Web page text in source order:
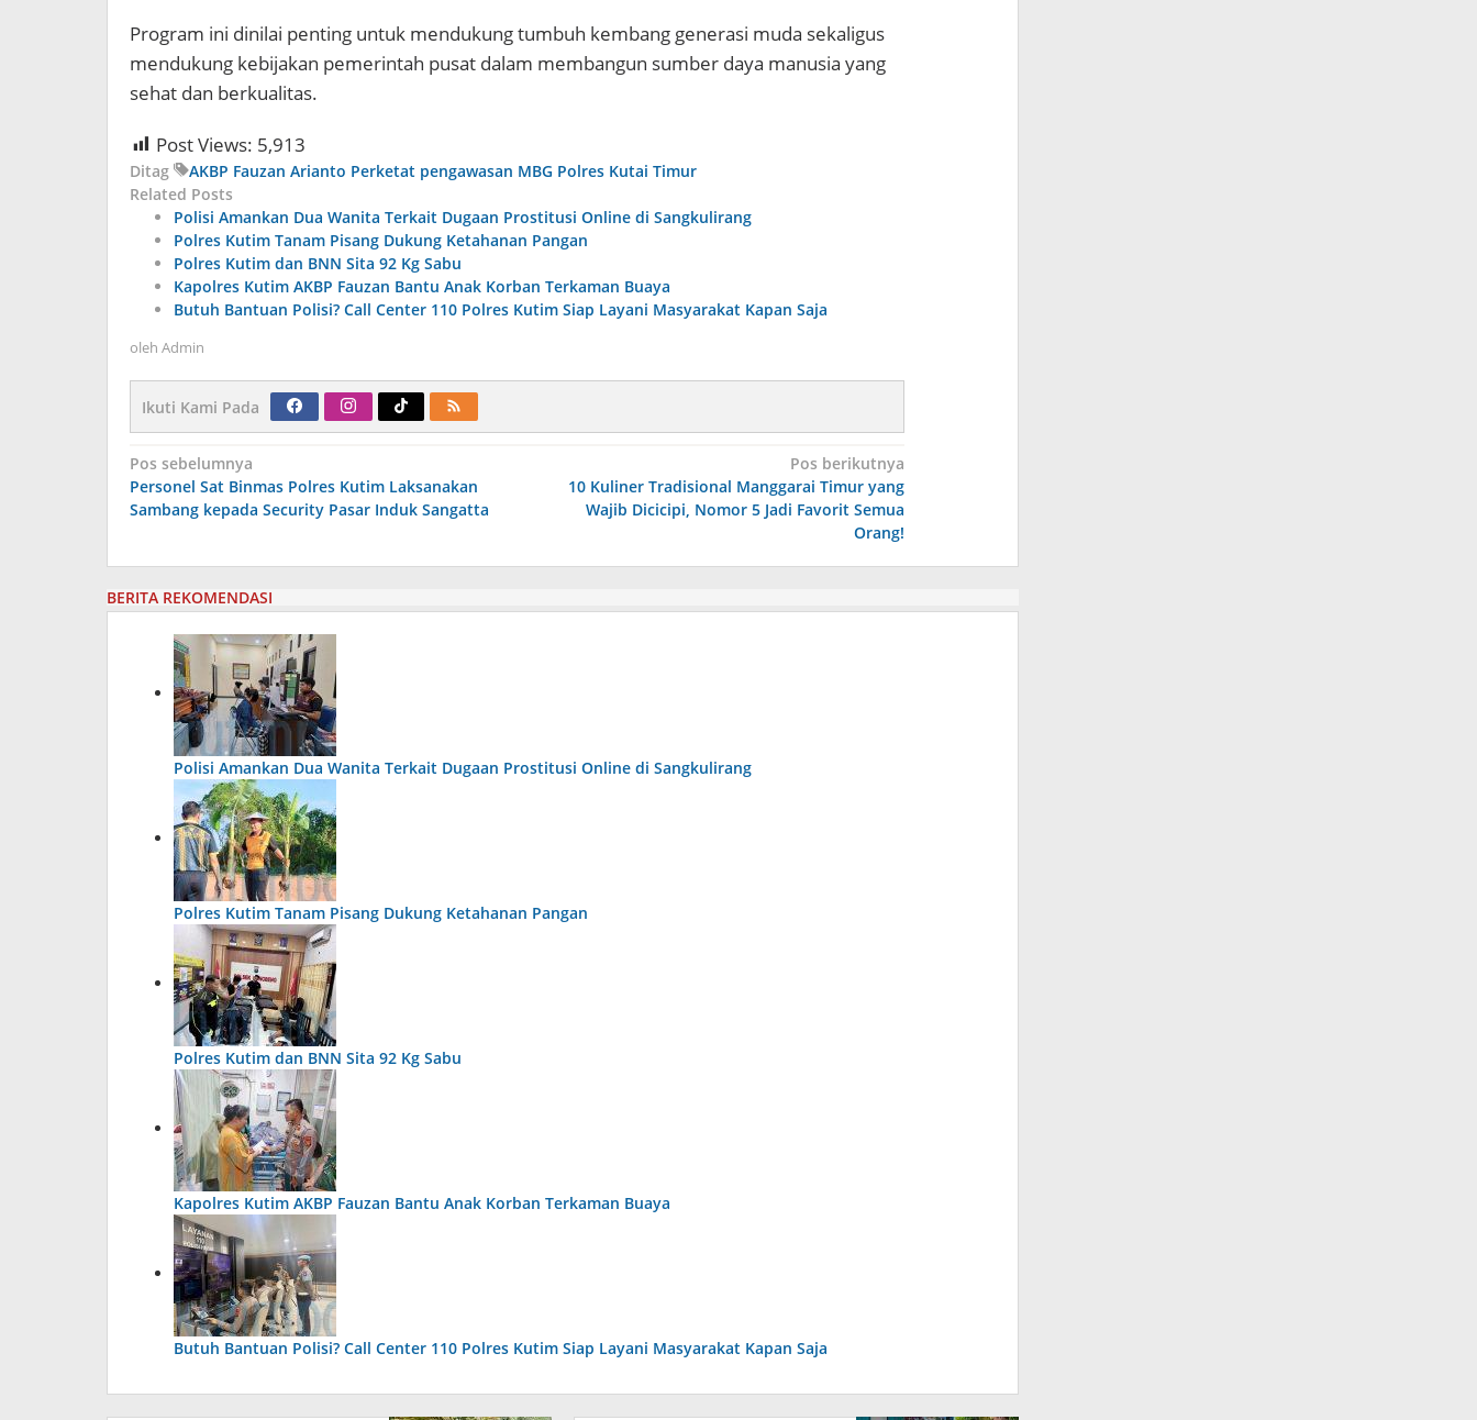
Program ini dinilai penting untuk mendukung tumbuh kembang generasi muda sekaligus
mendukung kebijakan pemerintah pusat dalam membangun sumber daya manusia yang
sehat dan berkualitas.
Post Views: 5,913
Ditag AKBP Fauzan Arianto Perketat pengawasan MBG Polres Kutai Timur
Related Posts
Polisi Amankan Dua Wanita Terkait Dugaan Prostitusi Online di Sangkulirang
Polres Kutim Tanam Pisang Dukung Ketahanan Pangan
Polres Kutim dan BNN Sita 92 Kg Sabu
Kapolres Kutim AKBP Fauzan Bantu Anak Korban Terkaman Buaya
Butuh Bantuan Polisi? Call Center 110 Polres Kutim Siap Layani Masyarakat Kapan Saja
oleh Admin
Ikuti Kami Pada
Navigasi
pos
Pos sebelumnya
Personel Sat Binmas Polres Kutim Laksanakan
Sambang kepada Security Pasar Induk Sangatta
Pos berikutnya
10 Kuliner Tradisional Manggarai Timur yang
Wajib Dicicipi, Nomor 5 Jadi Favorit Semua
Orang!
BERITA REKOMENDASI
Polisi Amankan Dua Wanita Terkait Dugaan Prostitusi Online di Sangkulirang
Polres Kutim Tanam Pisang Dukung Ketahanan Pangan
Polres Kutim dan BNN Sita 92 Kg Sabu
Kapolres Kutim AKBP Fauzan Bantu Anak Korban Terkaman Buaya
Butuh Bantuan Polisi? Call Center 110 Polres Kutim Siap Layani Masyarakat Kapan Saja